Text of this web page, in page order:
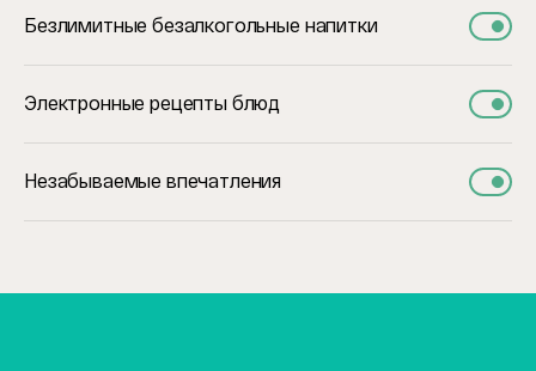
Безлимитные безалкогольные напитки
Электронные рецепты блюд
Незабываемые впечатления